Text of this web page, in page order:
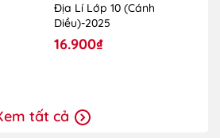
Địa Lí Lớp 10 (Cánh
Diều)-2025
16.900₫
tất cả